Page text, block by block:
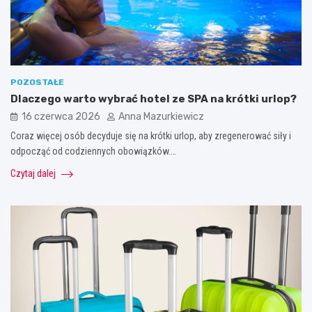
POZOSTAŁE
Dlaczego warto wybrać hotel ze SPA na krótki urlop?
16 czerwca 2026 Anna Mazurkiewicz
Coraz więcej osób decyduje się na krótki urlop, aby zregenerować siły i
odpocząć od codziennych obowiązków.…
Czytaj dalej